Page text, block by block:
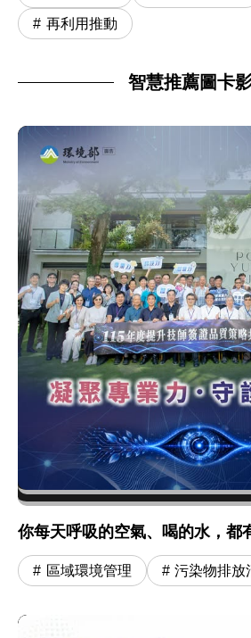
再利用推動
智慧推薦圖卡
你每天呼吸的空氣、喝的水，都
區域環境管理 污染物排放